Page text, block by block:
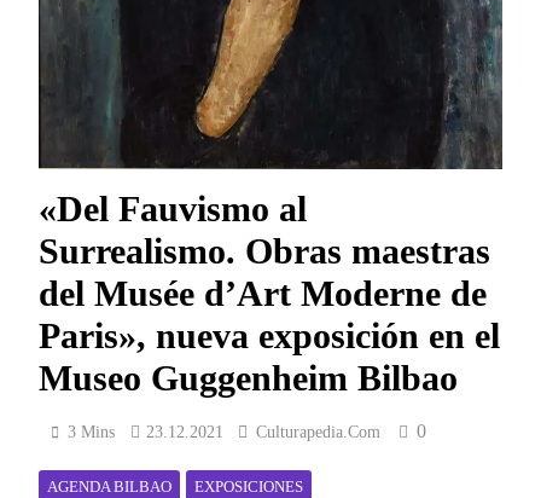
«Del Fauvismo al
Surrealismo. Obras maestras
del Musée d’Art Moderne de
Paris», nueva exposición en el
Museo Guggenheim Bilbao
3 Mins 23.12.2021 Culturapedia.com 0
AGENDA BILBAO EXPOSICIONES